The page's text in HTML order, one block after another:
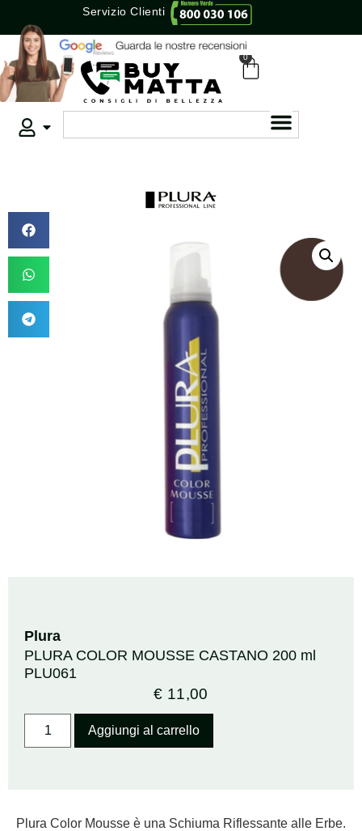
Servizio Clienti
0
Plura
PLURA COLOR MOUSSE CASTANO 200 ml
PLU061
€ 11,00
Aggiungi al carrello
Plura Color Mousse è una Schiuma Riflessante alle Erbe.